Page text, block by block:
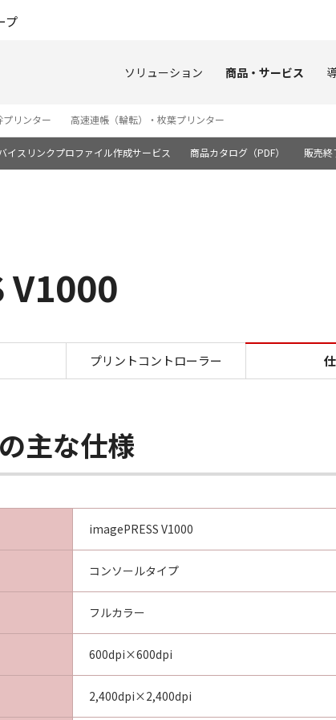
プ
ソリューション 商品・サービス
プリンター 高速連帳（輪転）・枚葉プリンター
イスリンクプロファイル作成サービス 商品カタログ（PDF） 販売終
V1000
仕様 imagePRESS V1000
プリントコントローラー
主な仕様
imagePRESS V1000
コンソールタイプ
フルカラー
600dpi×600dpi
2,400dpi×2,400dpi